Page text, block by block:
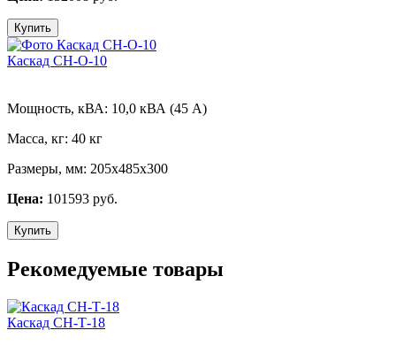
Купить
Каскад СН-О-10
Мощность, кВА: 10,0 кВА (45 А)
Масса, кг: 40 кг
Размеры, мм: 205х485х300
Цена: 101593 руб.
Купить
Рекомедуемые товары
Каскад СН-Т-18